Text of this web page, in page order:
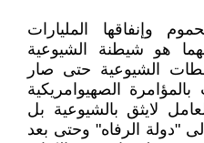
وإنفاقها المليارات
هو شيطنة الشيوعية
الشيوعية حتى صار
الصهيوامريكية
لايثق بالشيوعية بل
"دولة الرفاه" وحتى بعد